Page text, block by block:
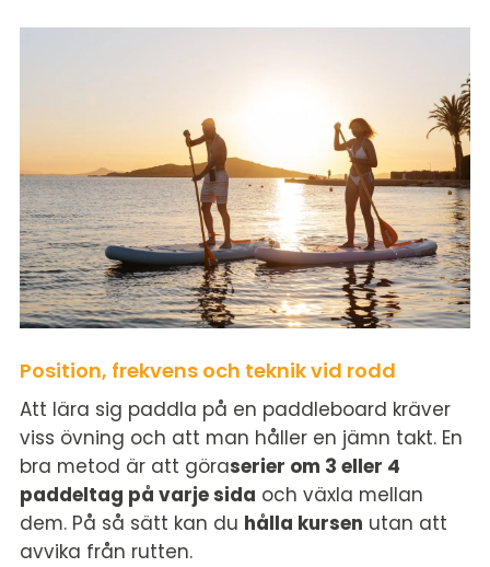
Position, frekvens och teknik vid rodd
Att lära sig paddla på en paddleboard kräver
viss övning och att man håller en jämn takt. En
bra metod är att göraserier om 3 eller 4
paddeltag på varje sida och växla mellan
dem. På så sätt kan du hålla kursen utan att
avvika från rutten.